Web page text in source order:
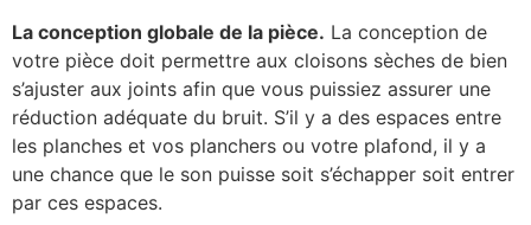
La conception globale de la pièce. La conception de
votre pièce doit permettre aux cloisons sèches de bien
s’ajuster aux joints afin que vous puissiez assurer une
réduction adéquate du bruit. S’il y a des espaces entre
les planches et vos planchers ou votre plafond, il y a
une chance que le son puisse soit s’échapper soit entrer
par ces espaces.